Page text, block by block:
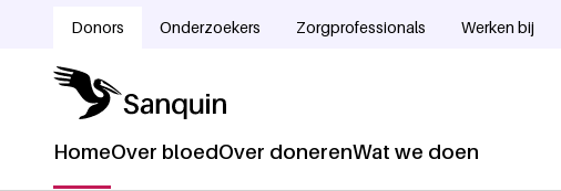
Donors Onderzoekers Zorgprofessionals Werken bij
Hoofdnavigatie
HomeOver bloedOver donerenWat we doen